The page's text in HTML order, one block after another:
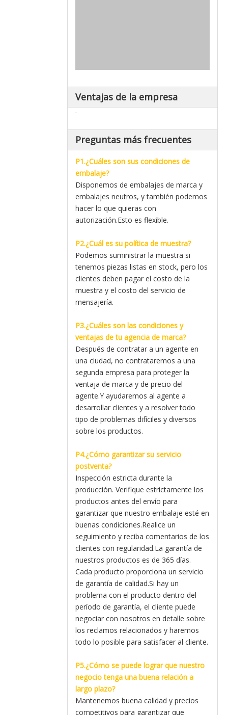
Ventajas de la empresa
Preguntas más frecuentes
P1.¿Cuáles son sus condiciones de
embalaje?
Disponemos de embalajes de marca y
embalajes neutros, y también podemos
hacer lo que quieras con
autorización.Esto es flexible.
P2.¿Cuál es su política de muestra?
Podemos suministrar la muestra si
tenemos piezas listas en stock, pero los
clientes deben pagar el costo de la
muestra y el costo del servicio de
mensajería.
P3.¿Cuáles son las condiciones y
ventajas de tu agencia de marca?
Después de contratar a un agente en
una ciudad, no contrataremos a una
segunda empresa para proteger la
ventaja de marca y de precio del
agente.Y ayudaremos al agente a
desarrollar clientes y a resolver todo
tipo de problemas difíciles y diversos
sobre los productos.
P4.¿Cómo garantizar su servicio
postventa?
Inspección estricta durante la
producción. Verifique estrictamente los
productos antes del envío para
garantizar que nuestro embalaje esté en
buenas condiciones.Realice un
seguimiento y reciba comentarios de los
clientes con regularidad.La garantía de
nuestros productos es de 365 días.
Cada producto proporciona un servicio
de garantía de calidad.Si hay un
problema con el producto dentro del
período de garantía, el cliente puede
negociar con nosotros en detalle sobre
los reclamos relacionados y haremos
todo lo posible para satisfacer al cliente.
P5.¿Cómo se puede lograr que nuestro
negocio tenga una buena relación a
largo plazo?
Mantenemos buena calidad y precios
competitivos para garantizar que